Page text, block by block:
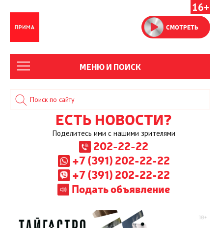
16+
СМОТРЕТЬ
МЕНЮ И ПОИСК
ЕСТЬ НОВОСТИ?
Поделитесь ими с нашими зрителями
202-22-22
+7 (391) 202-22-22
+7 (391) 202-22-22
Подать объявление